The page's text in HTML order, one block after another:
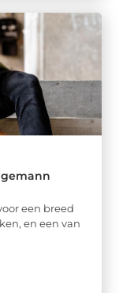
een breed
en een van